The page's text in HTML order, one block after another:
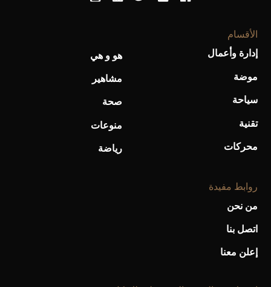
الأقسام
إدارة وأعمال
موضة
سياحة
تقنية
محركات
هو و هي
مشاهير
صحة
منوعات
رياضة
روابط مفيدة
من نحن
اتصل بنا
إعلن معنا